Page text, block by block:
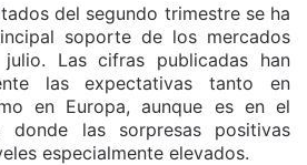
del segundo trimestre se ha
soporte de los mercados
Las cifras publicadas han
las expectativas tanto en
en Europa, aunque es en el
donde las sorpresas positivas
especialmente elevados.